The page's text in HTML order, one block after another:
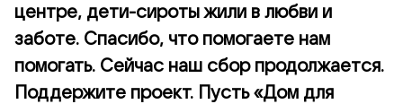
центре, дети-сироты жили в любви и
заботе. Спасибо, что помогаете нам
помогать. Сейчас наш сбор продолжается.
Поддержите проект. Пусть «Дом для